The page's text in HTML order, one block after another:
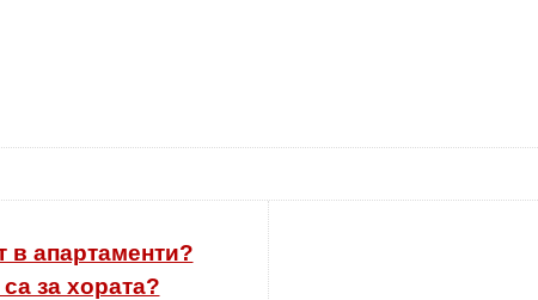
в апартаменти?
за хората?